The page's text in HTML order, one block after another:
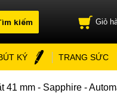
kiếm Giỏ
KÝ TRANG SỨC
mm - Sapphire -